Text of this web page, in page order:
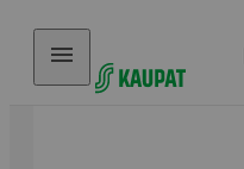
Hyppää sisältöön